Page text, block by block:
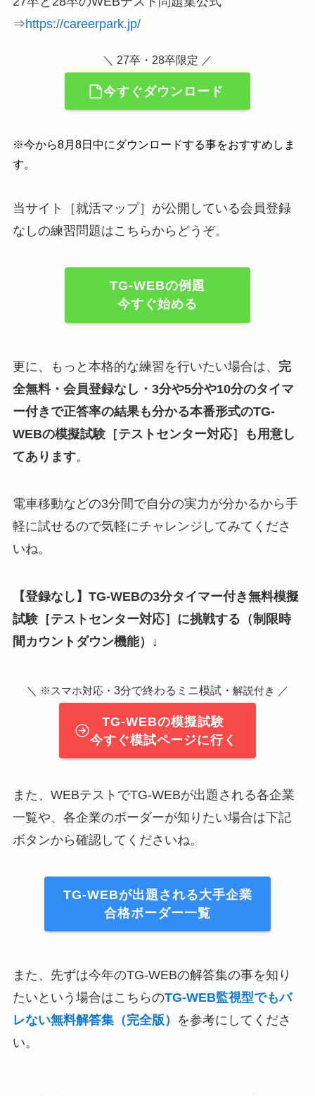
⇒https://careerpark.jp/
＼ 27卒・28卒限定 ／
今すぐダウンロード
※今から8月8日中にダウンロードする事をおすすめしま
す。
当サイト［就活マップ］が公開している会員登録
なしの練習問題はこちらからどうぞ。
TG-WEBの例題
今すぐ始める
更に、もっと本格的な練習を行いたい場合は、 完
全無料・会員登録なし・3分や5分や10分のタイマ
ー付きで正答率の結果も分かる本番形式のTG-
WEBの模擬試験［テストセンター対応］
も用意し
てあります。
電車移動などの3分間で自分の実力が分かるから手
軽に試せるので気軽にチャレンジしてみてくださ
いね。
【登録なし】TG-WEBの3分タイマー付き無料模擬
試験［テストセンター対応］ に挑戦する（制限時
間カウントダウン機能）↓
＼ ※スマホ対応・ 3分で終わるミニ模試・ 解説付き ／
TG-WEBの模擬試験
今すぐ模試ページに行く
また、WEBテストでTG-WEBが出題される各企業
一覧や、各企業のボーダーが知りたい場合は下記
ボタンから確認してくださいね。
TG-WEBが出題される大手企業
合格ボーダー一覧
また、先ずは今年のTG-WEBの解答集の事を知り
たいという場合はこちらのTG-WEB監視型でもバ
レない無料解答集（完全版）
を参考にしてくださ
い。